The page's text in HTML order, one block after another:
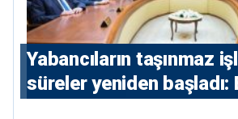
Yabancıların taşınmaz
süreler yeniden başladı: